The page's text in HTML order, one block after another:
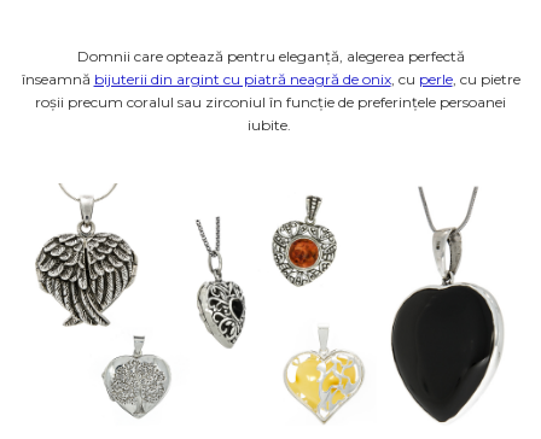
Domnii care optează pentru eleganță, alegerea perfectă
înseamnă bijuterii din argint cu piatră neagră de onix, cu perle, cu pietre
roșii precum coralul sau zirconiul în funcție de preferințele persoanei
iubite.